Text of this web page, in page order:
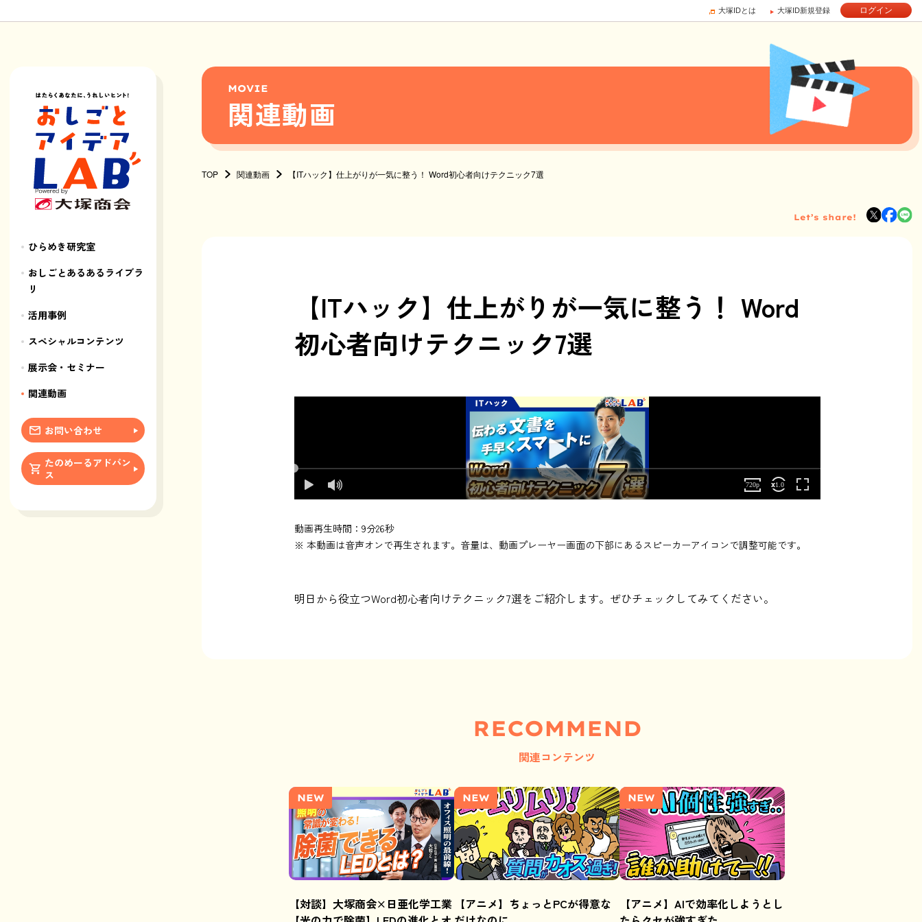
大塚IDとは 大塚ID新規登録 ログイン
ひらめき研究室
おしごとあるあるライブラ
リ
活用事例
スペシャルコンテンツ
展示会・セミナー
関連動画
お問い合わせ
たのめーるアドバン
ス
MOVIE
関連動画
TOP 関連動画 【ITハック】仕上がりが一気に整う！ Word初心者向けテクニック7選
Let’s share!
【ITハック】仕上がりが一気に整う！ Word
初心者向けテクニック7選
動画再生時間：9分26秒
※ 本動画は音声オンで再生されます。音量は、動画プレーヤー画面の下部にあるスピーカーアイコンで調整可能です。
明日から役立つWord初心者向けテクニック7選をご紹介します。ぜひチェックしてみてください。
RECOMMEND
関連コンテンツ
NEW
【対談】大塚商会×日亜化学工業
NEW
【アニメ】ちょっとPCが得意な
NEW
【アニメ】AIで効率化しようとし